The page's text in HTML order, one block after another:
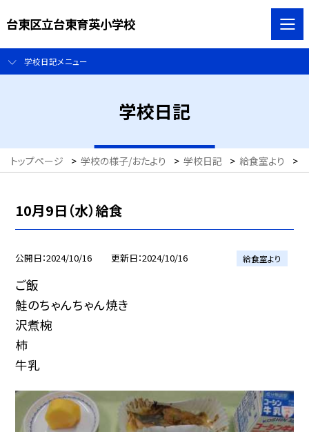
台東区立台東育英小学校
学校日記メニュー
学校日記
トップページ > 学校の様子/おたより > 学校日記 > 給食室より >
10月9日（水）給食
公開日 2024/10/16 更新日 2024/10/16 給食室より
ご飯
鮭のちゃんちゃん焼き
沢煮椀
柿
牛乳